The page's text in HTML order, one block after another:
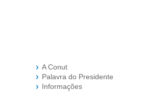
A Conut
Palavra do Presidente
Informações